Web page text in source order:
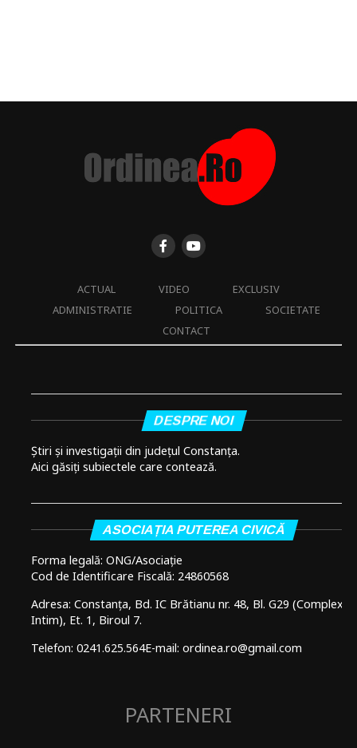
ACTUAL VIDEO
EXCLUSIV
ADMINISTRATIE
POLITICA
SOCIETATE
CONTACT
DESPRE NOI
Știri și investigații din județul Constanța.
Aici găsiți subiectele care contează.
ASOCIAȚIA PUTEREA CIVICĂ
Forma legală: ONG/Asociație
Cod de Identificare Fiscală: 24860568
Adresa: Constanța, Bd. IC Brătianu nr. 48, Bl. G29 (Complex
Intim), Et. 1, Biroul 7.
Telefon: 0241.625.564E-mail: ordinea.ro@gmail.com
PARTENERI